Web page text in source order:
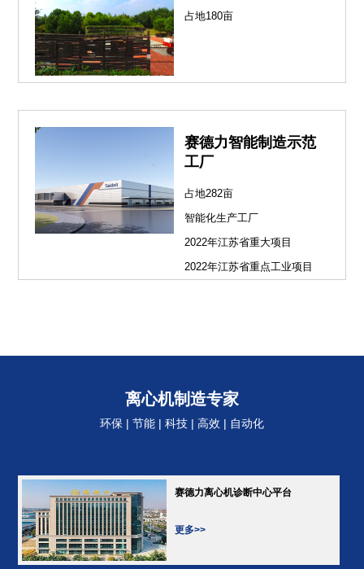
占地180亩
赛德力智能制造示范
工厂
占地282亩
智能化生产工厂
2022年江苏省重大项目
2022年江苏省重点工业项目
离心机制造专家
环保 | 节能 | 科技 | 高效 | 自动化
赛德力离心机诊断中心平台
更多>>